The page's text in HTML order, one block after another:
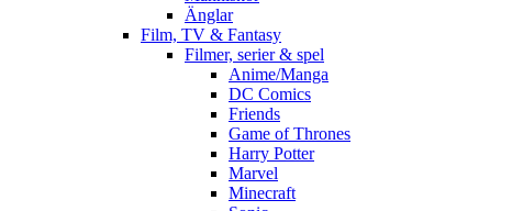
Änglar
Film, TV & Fantasy
Filmer, serier & spel
Anime/Manga
DC Comics
Friends
Game of Thrones
Harry Potter
Marvel
Minecraft